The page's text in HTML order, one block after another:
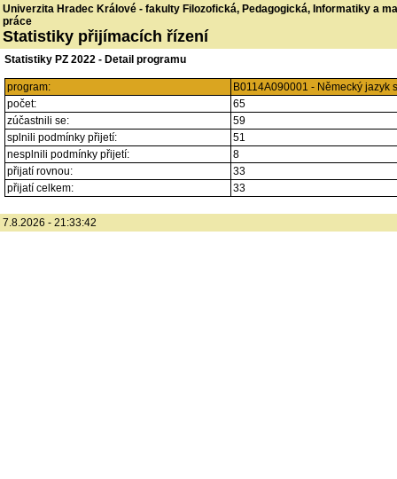
Univerzita Hradec Králové - fakulty Filozofická, Pedagogická, Informatiky a
práce
Statistiky přijímacích řízení
Statistiky PZ 2022 - Detail programu
program:
B0114A090001 - Německý jazyk
počet:
65
zúčastnili se:
59
splnili podmínky přijetí:
51
nesplnili podmínky přijetí:
8
přijatí rovnou:
33
přijatí celkem:
33
7.8.2026 - 21:33:42